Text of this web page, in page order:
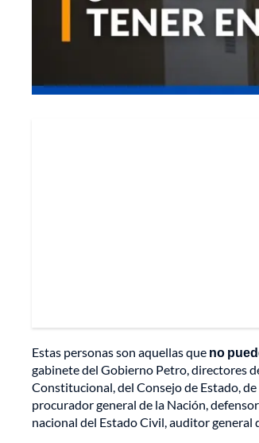
Estas personas son aquellas que no
gabinete del Gobierno Petro, directores
Constitucional, del Consejo de Estado,
procurador general de la Nación,
nacional del Estado Civil, auditor general